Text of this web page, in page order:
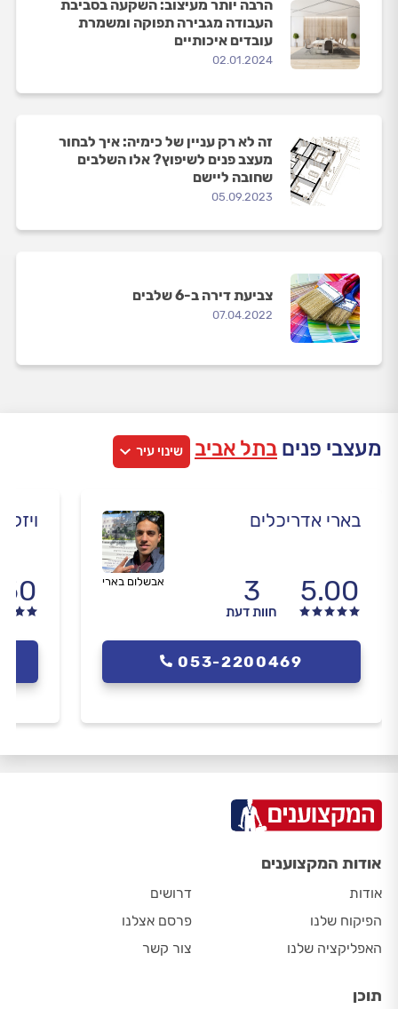
הרבה יותר מעיצוב: השקעה בסביבת
העבודה מגבירה תפוקה ומשמרת
עובדים איכותיים
02.01.2024
זה לא רק עניין של כימיה: איך לבחור
מעצב פנים לשיפוץ? אלו השלבים
שחובה ליישם
05.09.2023
צביעת דירה ב-6 שלבים
07.04.2022
מעצבי פנים בתל אביב שינוי עיר
בארי אדריכלים
5.00
3
חוות דעת
אבשלום בארי
053-2200469
ויזל
אודות המקצוענים
אודות
הפיקוח שלנו
האפליקציה שלנו
דרושים
פרסם אצלנו
צור קשר
תוכן